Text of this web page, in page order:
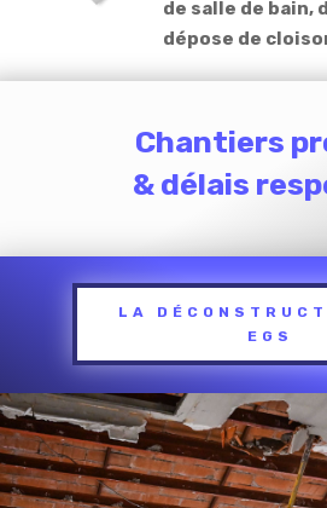
de salle de bain,
dépose de
Chantiers
& délais
LA
EGS